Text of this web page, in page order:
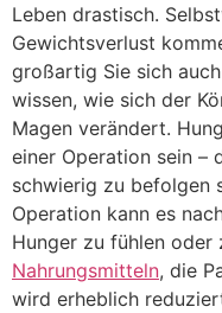
Leben drastisch.
Gewichtsverlust
großartig Sie sich
wissen, wie sich der
Magen verändert.
einer Operation sein –
schwierig zu befolgen
Operation kann es
Hunger zu fühlen oder
Nahrungsmitteln, die
wird erheblich